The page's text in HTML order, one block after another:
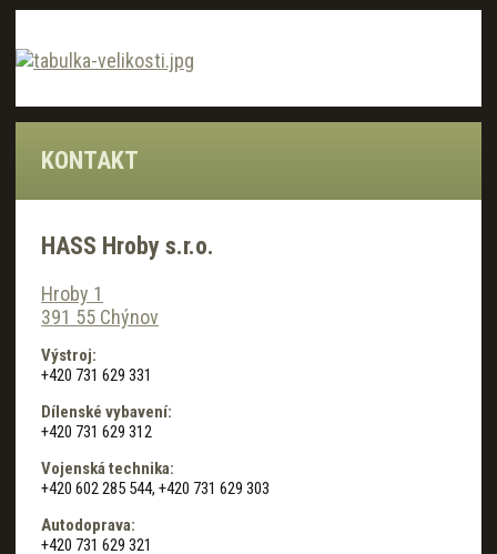
KONTAKT
HASS Hroby s.r.o.
Hroby 1
391 55 Chýnov
Výstroj:
+420 731 629 331
Dílenské vybavení:
+420 731 629 312
Vojenská technika:
+420 602 285 544, +420 731 629 303
Autodoprava:
+420 731 629 321